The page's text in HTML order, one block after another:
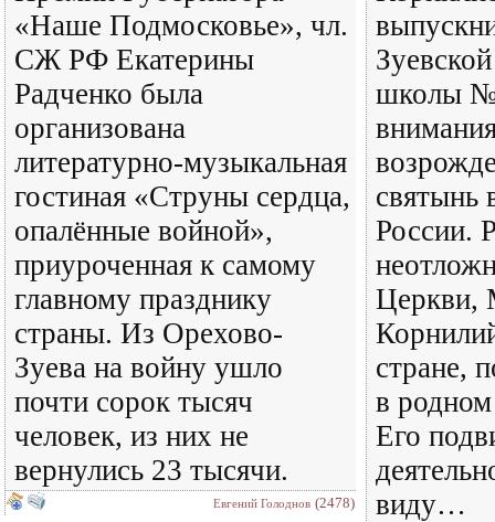
«Наше Подмосковье», чл.
СЖ РФ Екатерины
Радченко была
организована
литературно-музыкальная
гостиная «Струны сердца,
опалённые войной»,
приуроченная к самому
главному празднику
страны. Из Орехово-
Зуева на войну ушло
почти сорок тысяч
человек, из них не
вернулись 23 тысячи.
Евгений Голоднов (2478)
школы №
святынь
России.
Церкви,
стране,
в
Его
виду…